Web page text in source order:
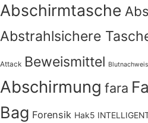
Abschirmtasche
Abstrahlsichere
Attack Beweismittel Blutnachweis
Abschirmung fara
Bag Forensik Hak5